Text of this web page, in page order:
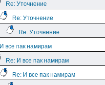
Re: Уточнение
Re: Уточнение
Re: Уточнение
И все пак намирам
Re: И все пак намирам
Re: И все пак намирам